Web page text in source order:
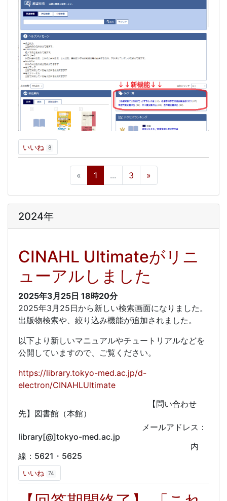
いいね 8
« 1 ... 3 »
2024年
CINAHL Ultimateがリニ
ューアルしました
2025年3月25日 18時20分
2025年3月25日から新しい検索画面になりました。
出版物検索や、絞り込み機能が追加されました。
以下より新しいマニュアルやチュートリアルなどを
公開していますので、ご覧ください。
https://library.tokyo-med.ac.jp/d-
electron/CINAHLUltimate
【問い合わせ
先】図書館（本館）
メールアドレス：
library[@]tokyo-med.ac.jp
内
線：5621・5625
いいね 74